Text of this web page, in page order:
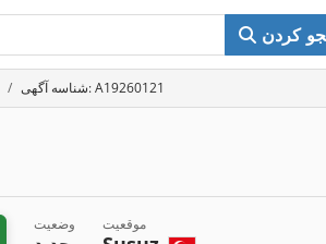
کردن
شناسه آگهی: A19260121
وضعیت موقعیت